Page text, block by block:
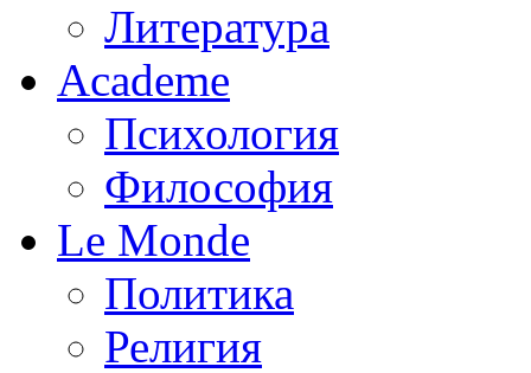
Литература
Academe
Психология
Философия
Le Monde
Политика
Религия